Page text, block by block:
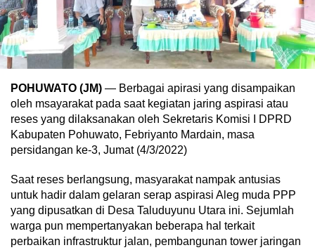
POHUWATO (JM) — Berbagai apirasi yang disampaikan
oleh msayarakat pada saat kegiatan jaring aspirasi atau
reses yang dilaksanakan oleh Sekretaris Komisi I DPRD
Kabupaten Pohuwato, Febriyanto Mardain, masa
persidangan ke-3, Jumat (4/3/2022)
Saat reses berlangsung, masyarakat nampak antusias
untuk hadir dalam gelaran serap aspirasi Aleg muda PPP
yang dipusatkan di Desa Taluduyunu Utara ini. Sejumlah
warga pun mempertanyakan beberapa hal terkait
perbaikan infrastruktur jalan, pembangunan tower jaringan